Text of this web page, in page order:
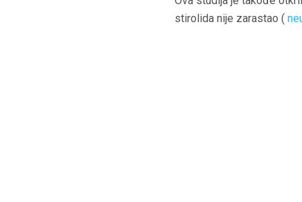
stirolida nije zarastao (